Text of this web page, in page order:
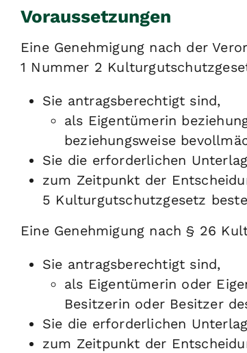
Voraussetzungen
Eine Genehmigung nach der
1 Nummer 2
Sie antragsberechtigt sind,
als Eigentümerin
beziehungsweise
Sie die erforderlichen
zum Zeitpunkt der
5 Kulturgutschutzgesetz
Eine Genehmigung nach § 26
Sie antragsberechtigt sind,
als Eigentümerin oder
Besitzerin oder Besitzer
Sie die erforderlichen
zum Zeitpunkt der